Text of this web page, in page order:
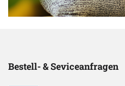
Bestell- & Seviceanfragen